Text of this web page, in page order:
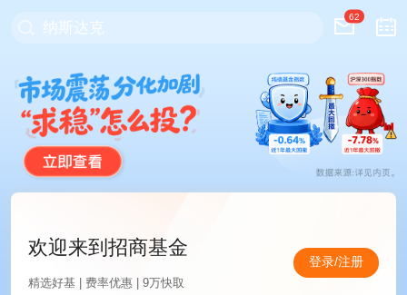
纳斯达克
62
欢迎来到招商基金
精选好基 | 费率优惠 | 9万快取
登录/注册